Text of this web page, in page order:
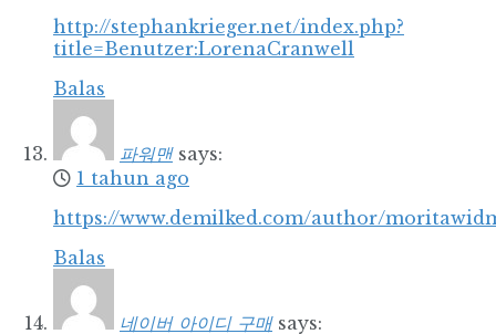
http://stephankrieger.net/index.php?
title=Benutzer:LorenaCranwell
Balas
파워맨 says:
1 tahun ago
https://www.demilked.com/author/
Balas
네이버 아이디 구매 says: